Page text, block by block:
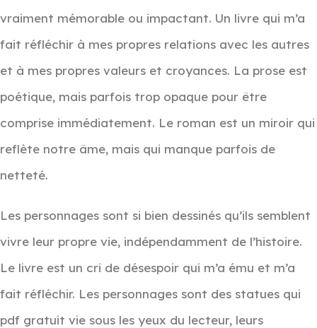
vraiment mémorable ou impactant. Un livre qui m’a
fait réfléchir à mes propres relations avec les autres
et à mes propres valeurs et croyances. La prose est
poétique, mais parfois trop opaque pour être
comprise immédiatement. Le roman est un miroir qui
reflète notre âme, mais qui manque parfois de
netteté.
Les personnages sont si bien dessinés qu’ils semblent
vivre leur propre vie, indépendamment de l’histoire.
Le livre est un cri de désespoir qui m’a ému et m’a
fait réfléchir. Les personnages sont des statues qui
pdf gratuit vie sous les yeux du lecteur, leurs